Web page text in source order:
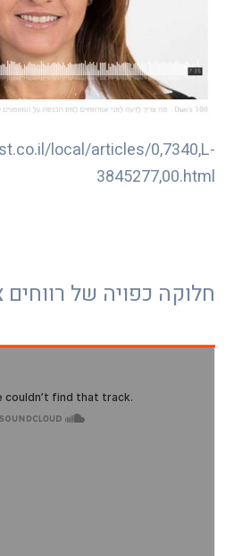
local/articles/0,7340,L-
3845277,00.html
חלוקה כפויה של רווחים